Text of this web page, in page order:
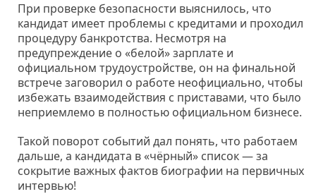
При проверке безопасности выяснилось, что
кандидат имеет проблемы с кредитами и проходил
процедуру банкротства. Несмотря на
предупреждение о «белой» зарплате и
официальном трудоустройстве, он на финальной
встрече заговорил о работе неофициально, чтобы
избежать взаимодействия с приставами, что было
неприемлемо в полностью официальном бизнесе.
Такой поворот событий дал понять, что работаем
дальше, а кандидата в «чёрный» список — за
сокрытие важных фактов биографии на первичных
интервью!